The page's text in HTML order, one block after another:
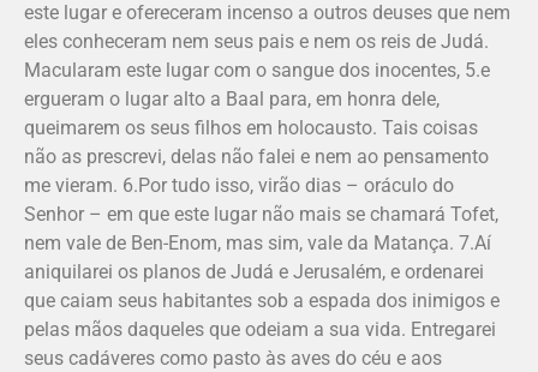
este lugar e ofereceram incenso a outros deuses que nem
eles conheceram nem seus pais e nem os reis de Judá.
Macularam este lugar com o sangue dos inocentes, 5.e
ergueram o lugar alto a Baal para, em honra dele,
queimarem os seus filhos em holocausto. Tais coisas
não as prescrevi, delas não falei e nem ao pensamen­to
me vieram. 6.Por tudo isso, virão dias – oráculo do
Senhor – em que este lugar não mais se chamará Tofet,
nem vale de Ben-Enom, mas sim, vale da Matança. 7.Aí
aniquilarei os planos de Judá e Jerusalém, e ordenarei
que caiam seus habitantes sob a espada dos inimigos e
pelas mãos daqueles que odeiam a sua vida. Entregarei
seus cadáveres como pasto às aves do céu e aos